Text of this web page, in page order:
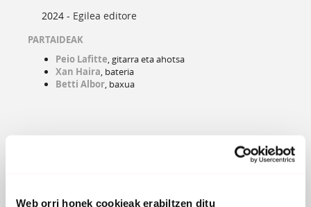
Web orri honek cookieak erabiltzen ditu
2024 - Egilea editore
PARTAIDEAK
Peio Lafitte, gitarra eta ahotsa
Xan Haira, bateria
Betti Albor, baxua